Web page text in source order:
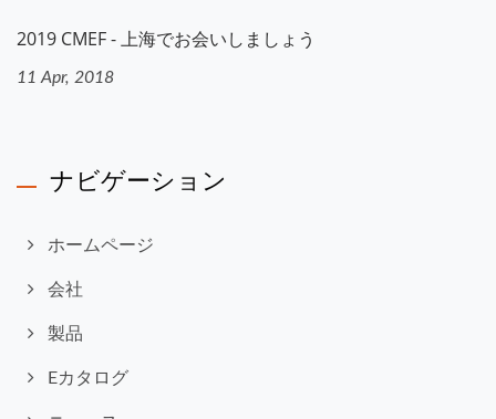
2019 CMEF - 上海でお会いしましょう
11 Apr, 2018
ナビゲーション
ホームページ
会社
製品
Eカタログ